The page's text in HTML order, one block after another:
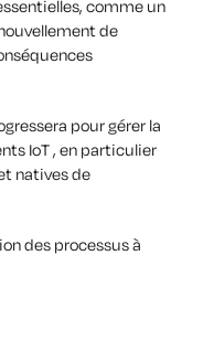
comme un
de
pour gérer la
IoT , en particulier
natives de
des processus à